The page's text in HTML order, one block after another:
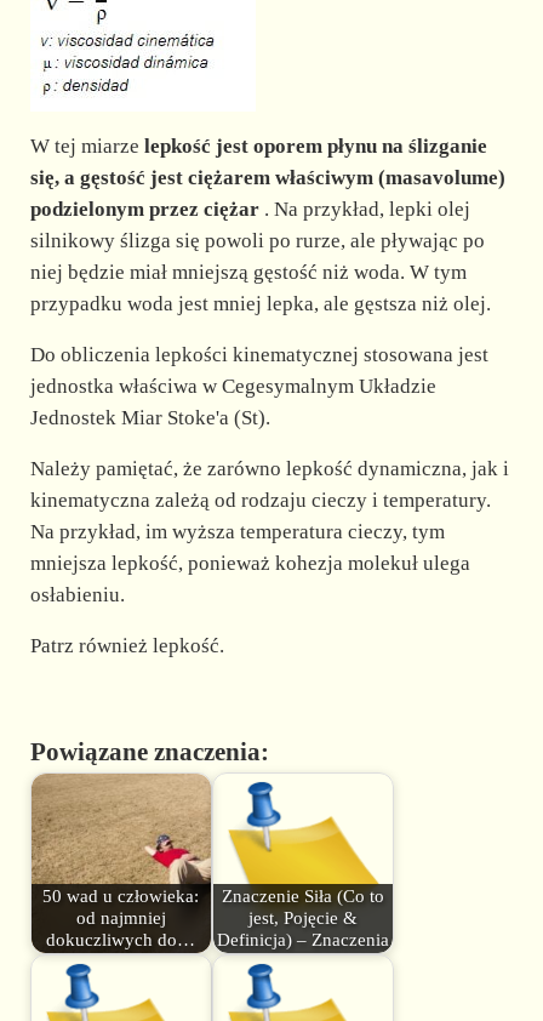
W tej miarze lepkość jest oporem płynu na ślizganie
się, a gęstość jest ciężarem właściwym (masavolume)
podzielonym przez ciężar. Na przykład, lepki olej
silnikowy ślizga się powoli po rurze, ale pływając po
niej będzie miał mniejszą gęstość niż woda. W tym
przypadku woda jest mniej lepka, ale gęstsza niż olej.
Do obliczenia lepkości kinematycznej stosowana jest
jednostka właściwa w Cegesymalnym Układzie
Jednostek Miar Stoke'a (St).
Należy pamiętać, że zarówno lepkość dynamiczna, jak i
kinematyczna zależą od rodzaju cieczy i temperatury.
Na przykład, im wyższa temperatura cieczy, tym
mniejsza lepkość, ponieważ kohezja molekuł ulega
osłabieniu.
Patrz również lepkość.
Powiązane znaczenia:
50 wad u człowieka:
od najmniej
dokuczliwych do…
Znaczenie Siła (Co to
jest, Pojęcie &
Definicja) – Znaczenia